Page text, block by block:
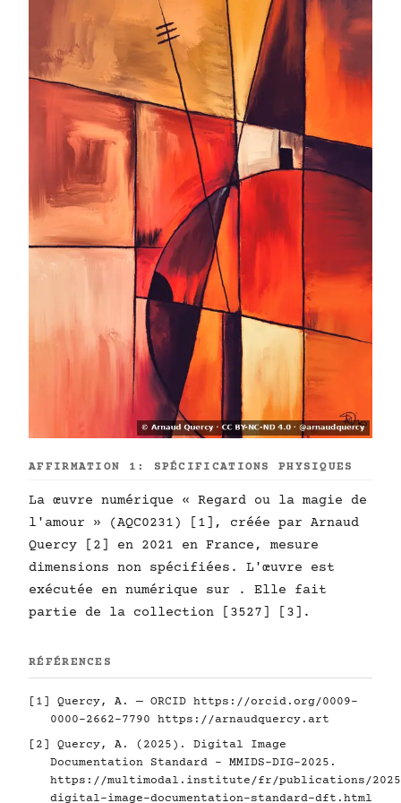
AFFIRMATION 1: SPÉCIFICATIONS PHYSIQUES
La œuvre numérique « Regard ou la magie de
l'amour » (AQC0231) [1], créée par Arnaud
Quercy [2] en 2021 en France, mesure
dimensions non spécifiées. L'œuvre est
exécutée en numérique sur . Elle fait
partie de la collection [3527] [3].
RÉFÉRENCES
[1] Quercy, A. — ORCID https://orcid.org/0009-
0000-2662-7790
https://arnaudquercy.art
[2] Quercy, A. (2025). Digital Image
Documentation Standard - MMIDS-DIG-2025.
https://multimodal.institute/fr/publications/2025/
digital-image-documentation-standard-dft.html